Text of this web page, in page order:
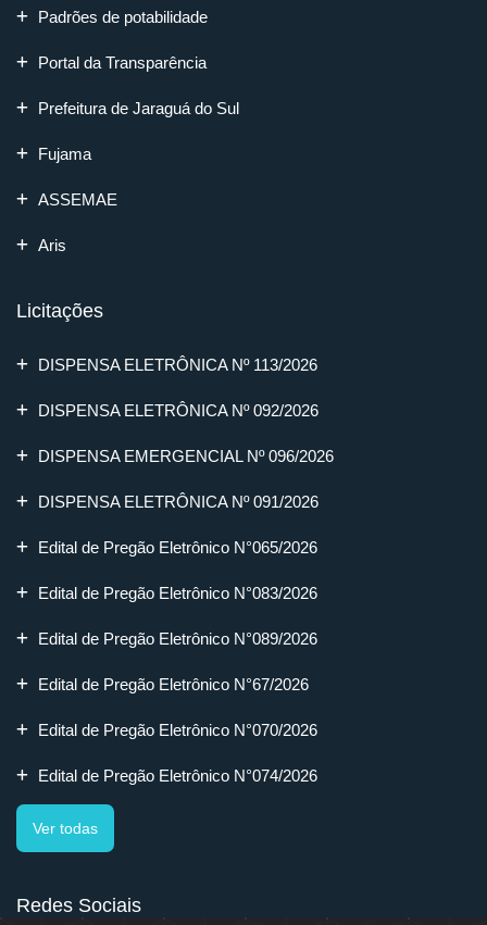
Padrões de potabilidade
Portal da Transparência
Prefeitura de Jaraguá do Sul
Fujama
ASSEMAE
Aris
Licitações
DISPENSA ELETRÔNICA Nº 113/2026
DISPENSA ELETRÔNICA Nº 092/2026
DISPENSA EMERGENCIAL Nº 096/2026
DISPENSA ELETRÔNICA Nº 091/2026
Edital de Pregão Eletrônico N°065/2026
Edital de Pregão Eletrônico N°083/2026
Edital de Pregão Eletrônico N°089/2026
Edital de Pregão Eletrônico N°67/2026
Edital de Pregão Eletrônico N°070/2026
Edital de Pregão Eletrônico N°074/2026
Ver todas
Redes Sociais